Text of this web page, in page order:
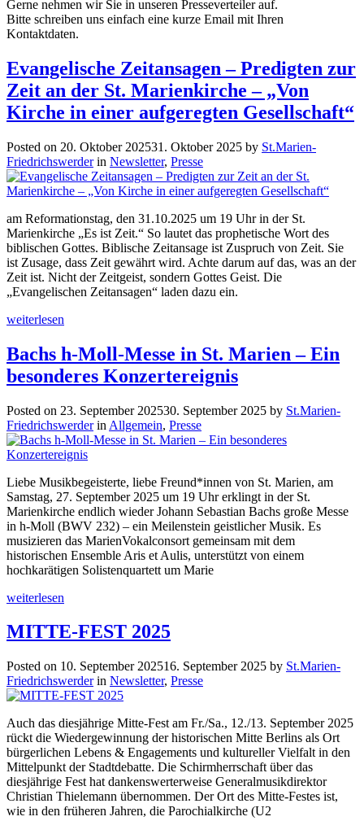
Gerne nehmen wir Sie in unseren Presseverteiler auf.
Bitte schreiben uns einfach eine kurze Email mit Ihren
Kontaktdaten.
Evangelische Zeitansagen – Predigten zur
Zeit an der St. Marienkirche – „Von
Kirche in einer aufgeregten Gesellschaft“
Posted on 20. Oktober 202531. Oktober 2025 by St.Marien-
Friedrichswerderin Newsletter, Presse
am Reformationstag, den 31.10.2025 um 19 Uhr in der St.
Marienkirche „Es ist Zeit.“ So lautet das prophetische Wort des
biblischen Gottes. Biblische Zeitansage ist Zuspruch von Zeit. Sie
ist Zusage, dass Zeit gewährt wird. Achte darum auf das, was an der
Zeit ist. Nicht der Zeitgeist, sondern Gottes Geist. Die
„Evangelischen Zeitansagen“ laden dazu ein.
weiterlesen
Bachs h-Moll-Messe in St. Marien – Ein
besonderes Konzertereignis
Posted on 23. September 202530. September 2025 by St.Marien-
Friedrichswerderin Allgemein, Presse
Liebe Musikbegeisterte, liebe Freund*innen von St. Marien, am
Samstag, 27. September 2025 um 19 Uhr erklingt in der St.
Marienkirche endlich wieder Johann Sebastian Bachs große Messe
in h-Moll (BWV 232) – ein Meilenstein geistlicher Musik. Es
musizieren das MarienVokalconsort gemeinsam mit dem
historischen Ensemble Aris et Aulis, unterstützt von einem
hochkarätigen Solistenquartett um Marie
weiterlesen
MITTE-FEST 2025
Posted on 10. September 202516. September 2025 by St.Marien-
Friedrichswerderin Newsletter, Presse
Auch das diesjährige Mitte-Fest am Fr./Sa., 12./13. September 2025
rückt die Wiedergewinnung der historischen Mitte Berlins als Ort
bürgerlichen Lebens & Engagements und kultureller Vielfalt in den
Mittelpunkt der Stadtdebatte. Die Schirmherrschaft über das
diesjährige Fest hat dankenswerterweise Generalmusikdirektor
Christian Thielemann übernommen. Der Ort des Mitte-Festes ist,
wie in den früheren Jahren, die Parochialkirche (U2